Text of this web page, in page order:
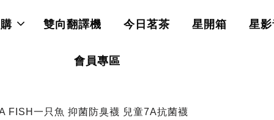
雙向翻譯機 今日茗茶 星開箱 星
會員專區
FISH一只魚 抑菌防臭襪 兒童7A抗菌襪